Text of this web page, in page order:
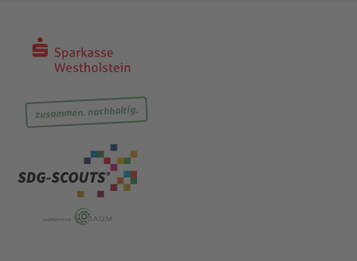
zusammen. nachhaltig.